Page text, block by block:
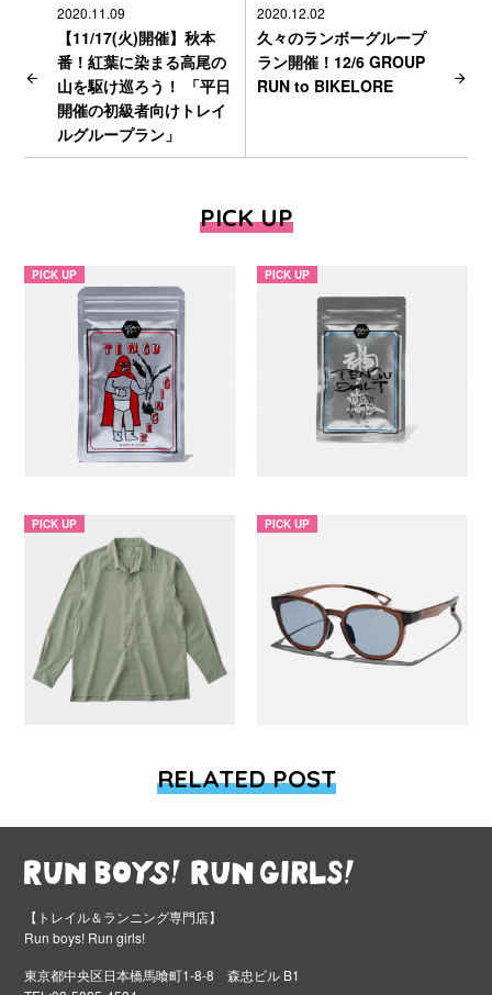
2020.11.09
【11/17(火)開催】秋本
番！紅葉に染まる高尾の
山を駆け巡ろう！ 「平日
開催の初級者向けトレイ
ルグループラン」
2020.12.02
久々のランボーグループ
ラン開催！12/6 GROUP
RUN to BIKELORE
PICK UP
PICK UP PICK UP
PICK UP PICK UP
RELATED POST
【トレイル＆ランニング専門店】
Run boys! Run girls!
東京都中央区日本橋馬喰町1-8-8 森忠ビル B1